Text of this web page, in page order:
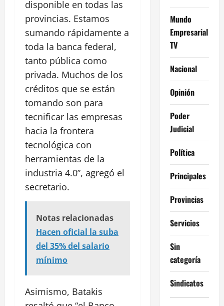
disponible en todas las
provincias. Estamos
sumando rápidamente a
toda la banca federal,
tanto pública como
privada. Muchos de los
créditos que se están
tomando son para
tecnificar las empresas
hacia la frontera
tecnológica con
herramientas de la
industria 4.0”, agregó el
secretario.
Notas relacionadas
Hacen oficial la suba
del 35% del salario
mínimo
Asimismo, Batakis
Mundo
Empresarial
TV
Nacional
Opinión
Poder
Judicial
Política
Principales
Provincias
Servicios
Sin
categoría
Sindicatos